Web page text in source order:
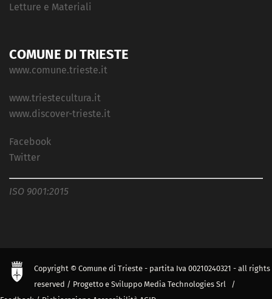
Letture e Materiali
COMUNE DI TRIESTE
www.comune.trieste.it
www.triestecultura.it
www.discover-trieste.it
Facebook
Twitter
ISO 9001:2015
Copyright © Comune di Trieste - partita Iva 00210240321 - all rights
reserved / Progetto e Sviluppo Media Technologies Srl /